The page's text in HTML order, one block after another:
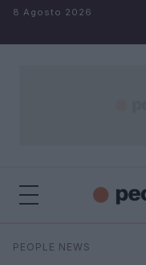
Salta al contenuto
8 Agosto 2026
Cerca
PEOPLE NEWS